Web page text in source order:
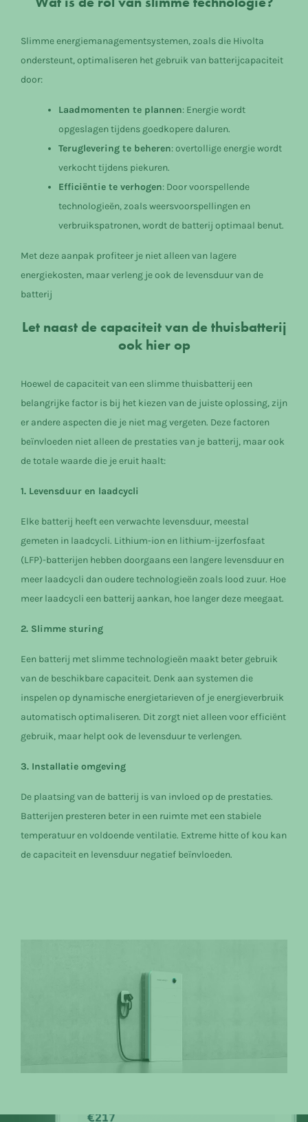
Slimme energiemanagementsystemen, zoals die Hivolta
ondersteunt, optimaliseren het gebruik van batterijcapaciteit
door:
Laadmomenten te plannen: Energie wordt
opgeslagen tijdens goedkopere daluren.
Teruglevering te beheren: overtollige energie wordt
verkocht tijdens piekuren.
Efficiëntie te verhogen: Door voorspellende
technologieën, zoals weersvoorspellingen en
verbruikspatronen, wordt de batterij optimaal benut.
Met deze aanpak profiteer je niet alleen van lagere
energiekosten, maar verleng je ook de levensduur van de
batterij
Let naast de capaciteit van de thuisbatterij
ook hier op
Hoewel de capaciteit van een slimme thuisbatterij een
belangrijke factor is bij het kiezen van de juiste oplossing, zijn
er andere aspecten die je niet mag vergeten. Deze factoren
beïnvloeden niet alleen de prestaties van je batterij, maar ook
de totale waarde die je eruit haalt:
1. Levensduur en laadcycli
Elke batterij heeft een verwachte levensduur, meestal
gemeten in laadcycli. Lithium-ion en lithium-ijzerfosfaat
(LFP)-batterijen hebben doorgaans een langere levensduur en
meer laadcycli dan oudere technologieën zoals lood zuur. Hoe
meer laadcycli een batterij aankan, hoe langer deze meegaat.
2. Slimme sturing
Een batterij met slimme technologieën maakt beter gebruik
van de beschikbare capaciteit. Denk aan systemen die
inspelen op dynamische energietarieven of je energieverbruik
automatisch optimaliseren. Dit zorgt niet alleen voor efficiënt
gebruik, maar helpt ook de levensduur te verlengen.
3. Installatie omgeving
De plaatsing van de batterij is van invloed op de prestaties.
Batterijen presteren beter in een ruimte met een stabiele
temperatuur en voldoende ventilatie. Extreme hitte of kou kan
de capaciteit en levensduur negatief beïnvloeden.